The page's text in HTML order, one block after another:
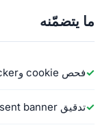
ما يتضمّنه
فحص cookie وtracker (جميع خدمات الطرف الثالث محددة)
تدقيق consent banner (هل التنفيذ صحيح؟)